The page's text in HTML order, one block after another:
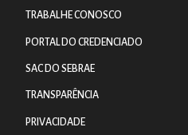
TRABALHE CONOSCO
PORTAL DO CREDENCIADO
SAC DO SEBRAE
TRANSPARÊNCIA
PRIVACIDADE